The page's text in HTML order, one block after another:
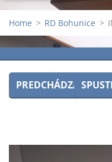
Home > RD Bohunice >
PREDCHÁDZAJÚCI